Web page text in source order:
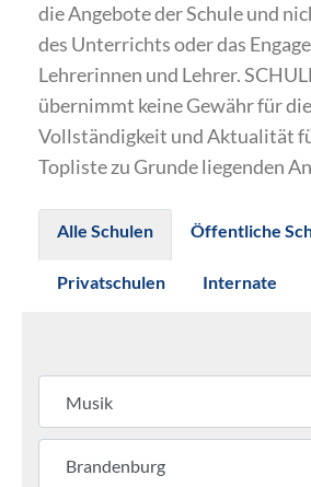
die Angebote der Schule und
des Unterrichts oder das
Lehrerinnen und Lehrer.
übernimmt keine Gewähr für
Vollständigkeit und Aktualität
Topliste zu Grunde liegenden
Alle Schulen Öffentliche
Privatschulen Internate